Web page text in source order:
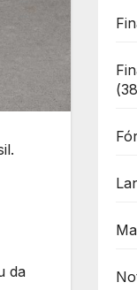
da